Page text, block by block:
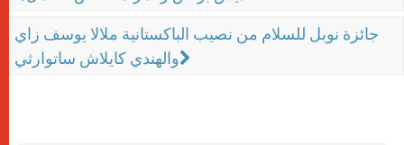
جائزة نوبل للسلام من نصيب الباكستانية ملالا يوسف زاي
والهندي كايلاش ساتوارثي